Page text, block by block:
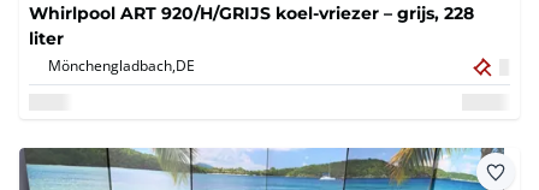
Whirlpool ART 920/H/GRIJS koel-vriezer – grijs, 228
liter
Mönchengladbach,DE